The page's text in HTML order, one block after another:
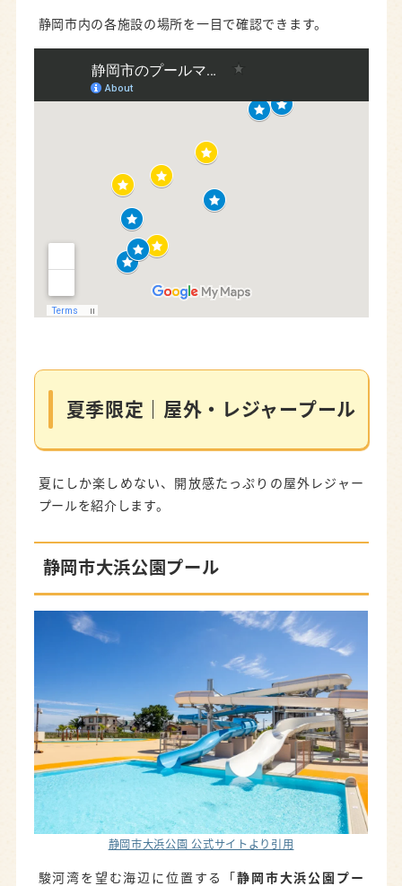
静岡市内の各施設の場所を一目で確認できます。
夏季限定｜屋外・レジャープール
夏にしか楽しめない、開放感たっぷりの屋外レジャー
プールを紹介します。
静岡市大浜公園プール
静岡市大浜公園 公式サイトより引用
駿河湾を望む海辺に位置する「静岡市大浜公園プー